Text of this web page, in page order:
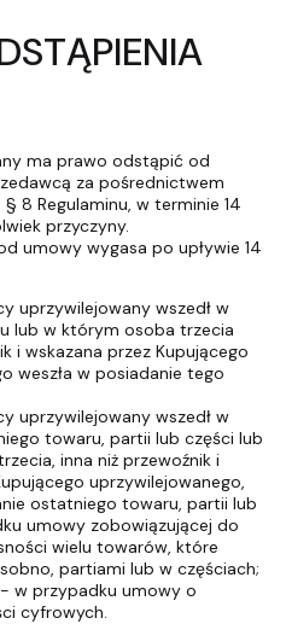
ma prawo odstąpić od
za pośrednictwem
8 Regulaminu, w terminie 14
przyczyny.
umowy wygasa po upływie 14
uprzywilejowany wszedł w
lub w którym osoba trzecia
i wskazana przez Kupującego
weszła w posiadanie tego
uprzywilejowany wszedł w
towaru, partii lub części lub
inna niż przewoźnik i
uprzywilejowanego,
ostatniego towaru, partii lub
umowy zobowiązującej do
wielu towarów, które
partiami lub w częściach;
w przypadku umowy o
cyfrowych.